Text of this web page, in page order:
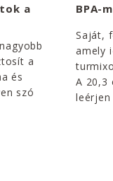
a
a
és
szó
BPA-
Saját,
amely
A 20,3
leérjen